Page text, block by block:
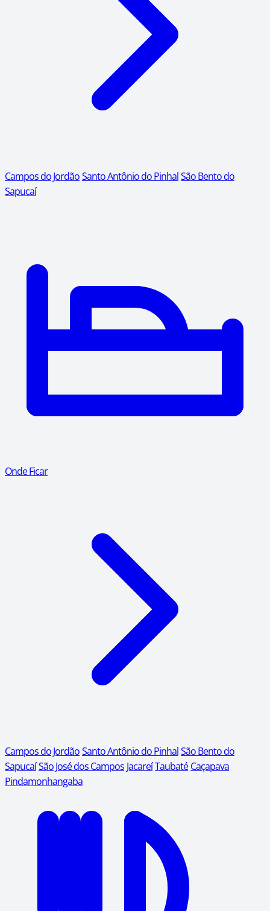
Campos do JordãoSanto Antônio do PinhalSão Bento do
Sapucaí
Onde Ficar
Campos do JordãoSanto Antônio do PinhalSão Bento do
SapucaíSão José dos Campos JacareíTaubaté Caçapava
Pindamonhangaba